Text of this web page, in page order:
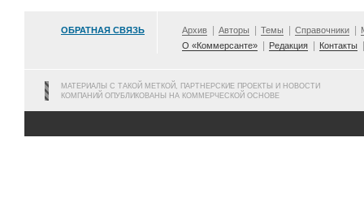
ОБРАТНАЯ СВЯЗЬ Архив Авторы Темы Справочники
О «Коммерсанте»
Редакция Контакты
МАТЕРИАЛЫ С ТАКОЙ МЕТКОЙ, ПАРТНЕРСКИЕ ПРОЕКТЫ И НОВОСТИ
КОМПАНИЙ ОПУБЛИКОВАНЫ НА КОММЕРЧЕСКОЙ ОСНОВЕ